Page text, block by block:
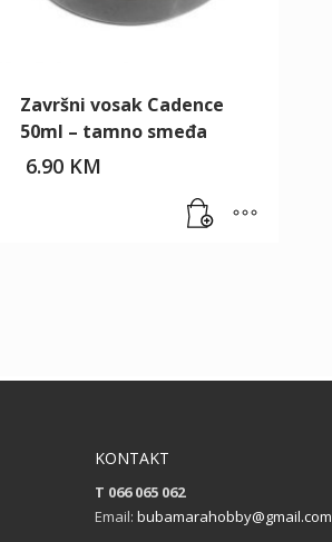
Završni vosak Cadence
50ml – tamno smeđa
6.90 KM
KONTAKT
T 066 065 062
Email: bubamarahobby@gmail.com